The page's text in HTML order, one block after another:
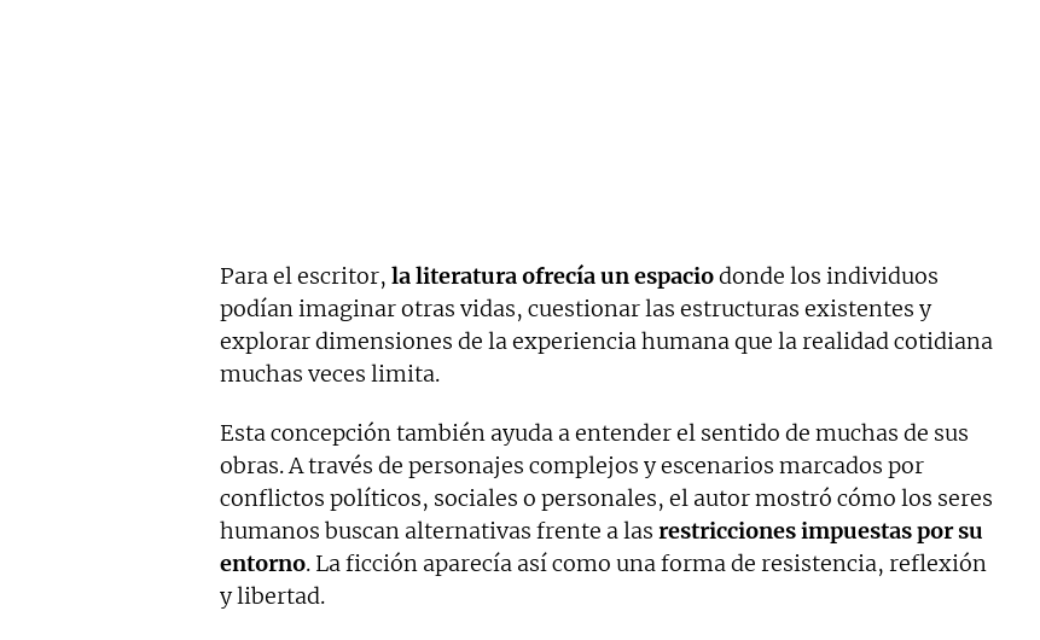
Para el escritor, la literatura ofrecía un espaciodonde los individuos
podían imaginar otras vidas, cuestionar las estructuras existentes y
explorar dimensiones de la experiencia humana que la realidad cotidiana
muchas veces limita.
Esta concepción también ayuda a entender el sentido de muchas de sus
obras. A través de personajes complejos y escenarios marcados por
conflictos políticos, sociales o personales, el autor mostró cómo los seres
humanos buscan alternativas frente a las restricciones impuestas por su
entorno. La ficción aparecía así como una forma de resistencia, reflexión
y libertad.